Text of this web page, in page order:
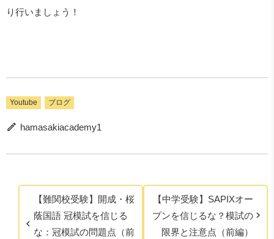
り行いましょう！
Youtube ブログ
hamasakiacademy1
【難関校受験】開成・桜
蔭国語 冠模試を信じる
な：冠模試の問題点（前
【中学受験】SAPIXオー
プンを信じるな？模試の
限界と注意点（前編）